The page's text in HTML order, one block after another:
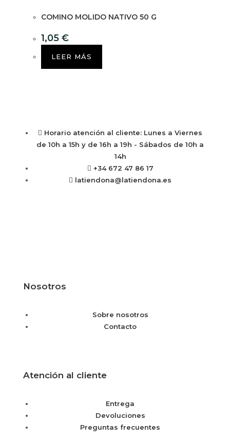
COMINO MOLIDO NATIVO 50 G
1,05 €
LEER MÁS
Horario atención al cliente: Lunes a Viernes
de 10h a 15h y de 16h a 19h - Sábados de 10h a
14h
+34 672 47 86 17
latiendona@latiendona.es
Nosotros
Sobre nosotros
Contacto
Atención al cliente
Entrega
Devoluciones
Preguntas frecuentes